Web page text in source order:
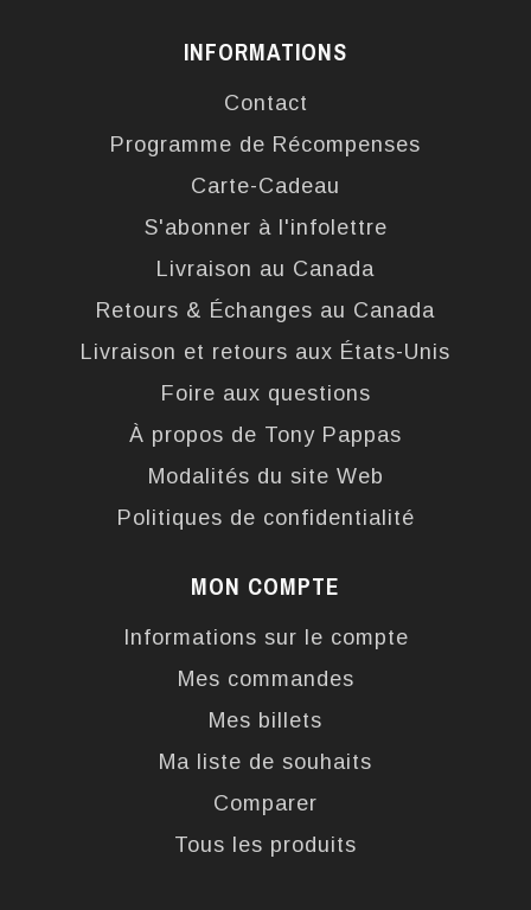
INFORMATIONS
Contact
Programme de Récompenses
Carte-Cadeau
S'abonner à l'infolettre
Livraison au Canada
Retours & Échanges au Canada
Livraison et retours aux États-Unis
Foire aux questions
À propos de Tony Pappas
Modalités du site Web
Politiques de confidentialité
MON COMPTE
Informations sur le compte
Mes commandes
Mes billets
Ma liste de souhaits
Comparer
Tous les produits